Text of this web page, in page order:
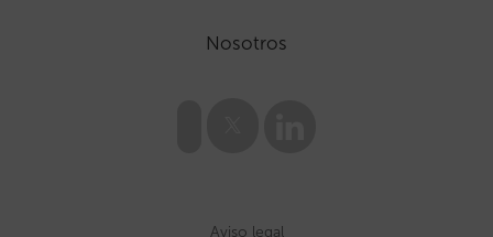
Nosotros
Aviso legal